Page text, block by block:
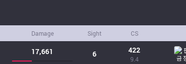
Damage Sight CS
17,661 6 422
9.4